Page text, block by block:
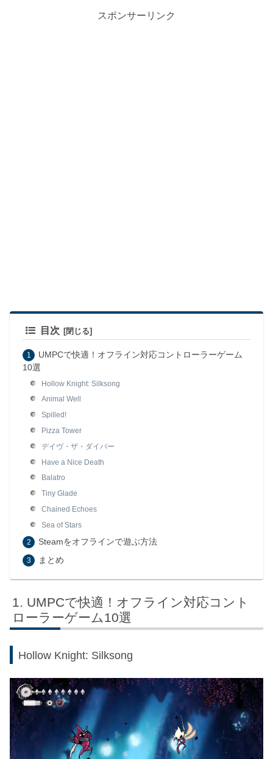
スポンサーリンク
目次
UMPCで快適！オフライン対応コントローラーゲーム
10選
Hollow Knight: Silksong
Animal Well
Spilled!
Pizza Tower
デイヴ・ザ・ダイバー
Have a Nice Death
Balatro
Tiny Glade
Chained Echoes
Sea of Stars
Steamをオフラインで遊ぶ方法
まとめ
UMPCで快適！オフライン対応コント
ローラーゲーム10選
Hollow Knight: Silksong